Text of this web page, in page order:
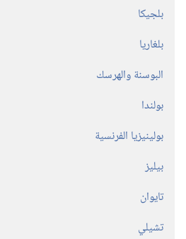
بلجيكا
بلغاريا
البوسنة والهرسك
بولندا
بولينيزيا الفرنسية
بيليز
تايوان
تشيلي